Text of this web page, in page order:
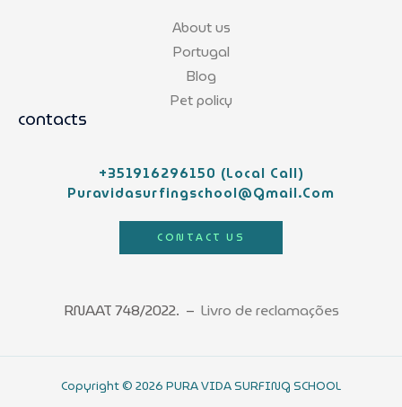
About us
Portugal
Blog
Pet policy
contacts
+351916296150 (local Call)
Puravidasurfingschool@gmail.com
CONTACT US
RNAAT 748/2022. – Livro de reclamações
Copyright © 2026 PURA VIDA SURFING SCHOOL